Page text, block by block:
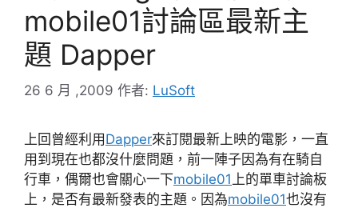
mobile01討論區最新主
題 Dapper
26 6 月 ,2009 作者: LuSoft
上回曾經利用Dapper來訂閱最新上映的電影，一直
用到現在也都沒什麼問題，前一陣子因為有在騎自
行車，偶爾也會關心一下mobile01 上的單車討論板
上，是否有最新發表的主題。因為mobile01也沒有